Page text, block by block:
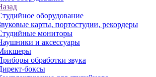
оборудование
карты, портостудии, рекордеры
мониторы
и аксессуары
обработки звука
боксы